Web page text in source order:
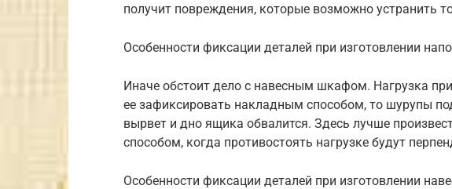
получит повреждения, которые возможно устранить
Особенности фиксации деталей при изготовлении
Иначе обстоит дело с навесным шкафом. Нагрузка
ее зафиксировать накладным способом, то шурупы
вырвет и дно ящика обвалится. Здесь лучше
способом, когда противостоять нагрузке будут
Особенности фиксации деталей при изготовлении